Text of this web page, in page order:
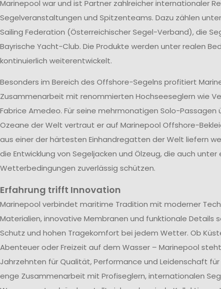
Marinepool war und ist Partner zahlreicher internationaler
Segelveranstaltungen und Spitzenteams. Dazu zählen
Sailing Federation (Österreichischer Segel-Verband), die
Bayrische Yacht-Club. Die Produkte werden unter realen
kontinuierlich weiterentwickelt.
Besonders im Bereich des Offshore-Segelns profitiert
Zusammenarbeit mit renommierten Hochseeseglern wie
Fabrice Amedeo. Für seine mehrmonatigen Solo-
Ozeane der Welt vertraut er auf Marinepool Offshore-
aus einer der härtesten Einhandregatten der Welt liefern
die Entwicklung von Segeljacken und Ölzeug, die auch
Wetterbedingungen zuverlässig schützen.
Erfahrung trifft Innovation
Marinepool verbindet maritime Tradition mit moderner
Materialien, innovative Membranen und funktionale Details
Schutz und hohen Tragekomfort bei jedem Wetter. Ob
Abenteuer oder Freizeit auf dem Wasser – Marinepool
Jahrzehnten für Qualität, Performance und Leidenschaft
enge Zusammenarbeit mit Profiseglern, internationalen